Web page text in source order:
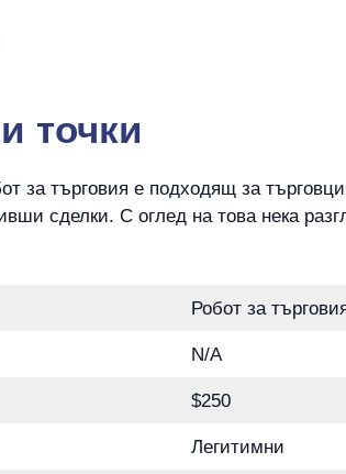
точки
за търговия е подходящ за
сделки. С оглед на това нека
Робот за
N/A
$250
Легитимни